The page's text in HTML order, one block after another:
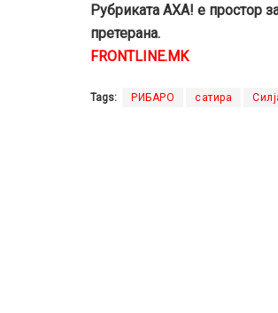
Рубриката АХА! е простор
претерана.
FRONTLINE.MK
Tags: РИБАРО сатира